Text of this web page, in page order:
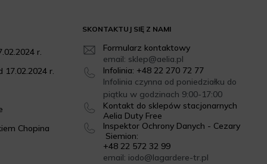
SKONTAKTUJ SIĘ Z NAMI
Formularz kontaktowy
email: sklep@aelia.pl
Infolinia: +48 22 270 72 77
Infolinia czynna od poniedziałku do
piątku w godzinach 9:00-17:00
Kontakt do sklepów stacjonarnych
Aelia Duty Free
Inspektor Ochrony Danych - Cezary
Siemion:
+48 22 572 32 99
email: iodo@lagardere-tr.pl
r.
r.
Chopina